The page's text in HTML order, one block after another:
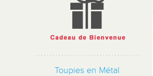
Toupies en Métal